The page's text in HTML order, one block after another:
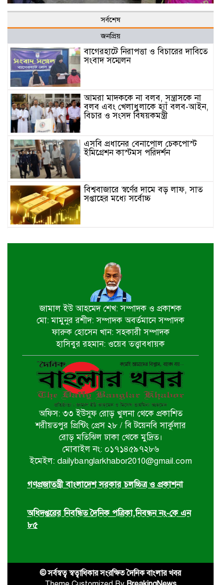
সর্বশেষ
জনপ্রিয়
বাগেরহাটে নিরাপত্তা ও বিচারের দাবিতে
সংবাদ সম্মেলন
আমরা মাদককে না বলব, সন্ত্রাসকে না
বলব এবং খেলাধুলাকে হ্যাঁ বলব-আইন,
বিচার ও সংসদ বিষয়কমন্ত্রী
এসবি প্রধানের বেনাপোল চেকপোস্ট
ইমিগ্রেশন কাস্টমস পরিদর্শন
বিশ্ববাজারে স্বর্ণের দামে বড় লাফ, সাত
সপ্তাহের মধ্যে সর্বোচ্চ
বিকল: ৭ ঘণ্টা ধরে বিমানে আটকা ২৬০
২৩তম রাষ্ট্রপতি নির্বাচন,ডাকছে সংসদের
বিশেষ অধিবেশন
একদিনের সফরে চট্টগ্রাম যাচ্ছেন
প্রধানমন্ত্রী
খুলনায় বইপড়া কর্মসূচির পুরস্কার
বিতরণী অনুষ্ঠিত
‘গণমাধ্যম এখনো স্বাধীন নয়’
বাগেরহাটে ডা. শফিকুর রহমান
চিতলমারীতে বিদ্যালয় পরিচালনা
জামাল ইউ আহমেদ শেখ: সম্পাদক ও প্রকাশক
মো: মামুনুর রশীদ: সম্পাদক অবর্তমানে সম্পাদক
ফারুক হোসেন খান: সহকারী সম্পাদক
হাসিবুর রহমান: ওয়েব তত্ত্বাবধায়ক
অফিস: ৩৩ ইউসুফ রোড় খুলনা থেকে প্রকাশিত
শরীয়তপুর প্রিন্টিং প্রেস ২৮ / বি টয়েনবি সার্কুলার
রোড় মতিঝিল ঢাকা থেকে মুদ্রিত।
মোবাইল নং: ০১৭১৪৫৯৭২৮৬
ইমেইল: dailybanglarkhabor2010@gmail.com
গণপ্রজাতন্ত্রী বাংলাদেশ সরকার চলচ্চিত্র ও প্রকাশনা
অধিদপ্তরের নিবন্ধিত দৈনিক পত্রিকা,নিবন্ধন নং-কে এন
৮৫
© সর্বস্বত্ব স্বত্বাধিকার সংরক্ষিত দৈনিক বাংলার খবর